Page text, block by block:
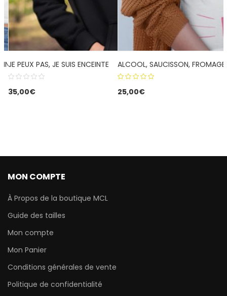
DION
JE PEUX PAS, JE SUIS ENCEINTE
35,00€
ALCOOL, SAUCISSON,
5.00 out
25,00€
MON COMPTE
À Propos de la boutique MCL
Guide des tailles
Mon compte
Mon Panier
Conditions générales de vente
Politique de confidentialité